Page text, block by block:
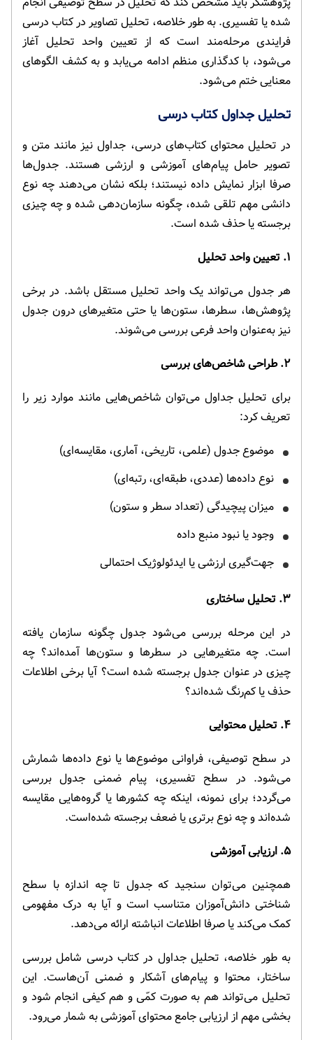
شده یا تفسیری. به طور خلاصه، تحلیل تصاویر در کتاب درسی
فرایندی مرحله‌مند است که از تعیین واحد تحلیل آغاز
می‌شود، با کدگذاری منظم ادامه می‌یابد و به کشف الگوهای
معنایی ختم می‌شود.
تحلیل جداول کتاب درسی
در تحلیل محتوای کتاب‌های درسی، جداول نیز مانند متن و
تصویر حامل پیام‌های آموزشی و ارزشی هستند. جدول‌ها
صرفا ابزار نمایش داده نیستند؛ بلکه نشان می‌دهند چه نوع
دانشی مهم تلقی شده، چگونه سازمان‌دهی شده و چه چیزی
برجسته یا حذف شده است.
۱. تعیین واحد تحلیل
هر جدول می‌تواند یک واحد تحلیل مستقل باشد. در برخی
پژوهش‌ها، سطرها، ستون‌ها یا حتی متغیرهای درون جدول
نیز به‌عنوان واحد فرعی بررسی می‌شوند.
۲. طراحی شاخص‌های بررسی
برای تحلیل جداول می‌توان شاخص‌هایی مانند موارد زیر را
تعریف کرد:
موضوع جدول (علمی، تاریخی، آماری، مقایسه‌ای)
نوع داده‌ها (عددی، طبقه‌ای، رتبه‌ای)
میزان پیچیدگی (تعداد سطر و ستون)
وجود یا نبود منبع داده
جهت‌گیری ارزشی یا ایدئولوژیک احتمالی
۳. تحلیل ساختاری
در این مرحله بررسی می‌شود جدول چگونه سازمان یافته
است. چه متغیرهایی در سطرها و ستون‌ها آمده‌اند؟ چه
چیزی در عنوان جدول برجسته شده است؟ آیا برخی اطلاعات
حذف یا کم‌رنگ شده‌اند؟
۴. تحلیل محتوایی
در سطح توصیفی، فراوانی موضوع‌ها یا نوع داده‌ها شمارش
می‌شود. در سطح تفسیری، پیام ضمنی جدول بررسی
می‌گردد؛ برای نمونه، اینکه چه کشورها یا گروه‌هایی مقایسه
شده‌اند و چه نوع برتری یا ضعف برجسته شده‌است.
۵. ارزیابی آموزشی
همچنین می‌توان سنجید که جدول تا چه اندازه با سطح
شناختی دانش‌آموزان متناسب است و آیا به درک مفهومی
کمک می‌کند یا صرفا اطلاعات انباشته ارائه می‌دهد.
به طور خلاصه، تحلیل جداول در کتاب درسی شامل بررسی
ساختار، محتوا و پیام‌های آشکار و ضمنی آن‌هاست. این
تحلیل می‌تواند هم به صورت کمّی و هم کیفی انجام شود و
بخشی مهم از ارزیابی جامع محتوای آموزشی به شمار می‌رود.